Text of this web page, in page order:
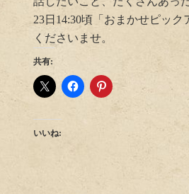
23日14:30頃「おまかせピッ
くださいませ。
共有:
いいね: